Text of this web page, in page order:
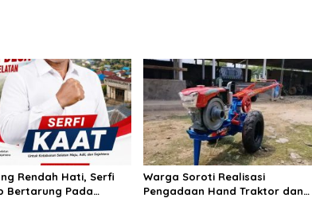
Rendah Hati, Serfi
Bertarung Pada
Warga Soroti Realisasi
Pengadaan Hand Traktor dan